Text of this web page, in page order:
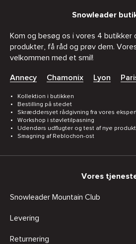
Snowleader
Kom og besøg os i vores 4 butikker
produkter, få råd og prøv dem.
velkommen med et smil!
Annecy Chamonix Lyon
Kollektion i butikken
Bestilling på stedet
Skræddersyet rådgivning fra vores
Workshop i støvletilpasning
Udendørs udflugter og test af nye
Smagning af Reblochon-ost
Vores
Snowleader Mountain Club
Levering
Returnering